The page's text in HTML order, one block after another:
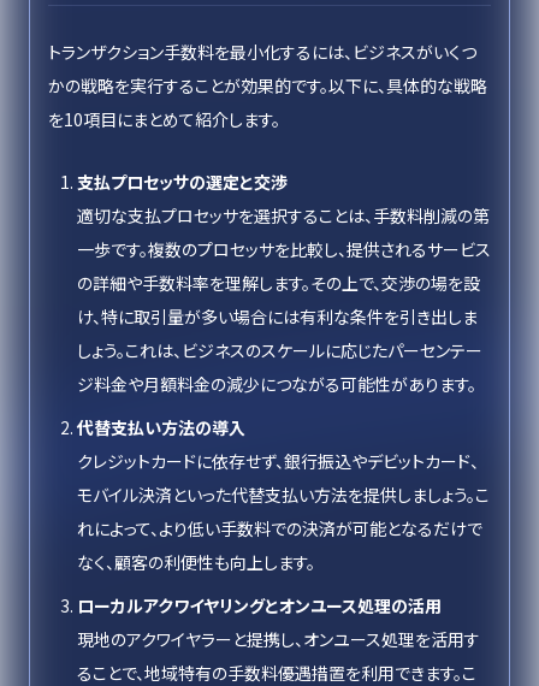
トランザクション手数料を最小化するには、ビジネスがいくつ
かの戦略を実行することが効果的です。以下に、具体的な戦略
を10項目にまとめて紹介します。
支払プロセッサの選定と交渉
適切な支払プロセッサを選択することは、手数料削減の第
一歩です。複数のプロセッサを比較し、提供されるサービス
の詳細や手数料率を理解します。その上で、交渉の場を設
け、特に取引量が多い場合には有利な条件を引き出しま
しょう。これは、ビジネスのスケールに応じたパーセンテー
ジ料金や月額料金の減少につながる可能性があります。
代替支払い方法の導入
クレジットカードに依存せず、銀行振込やデビットカード、
モバイル決済といった代替支払い方法を提供しましょう。こ
れによって、より低い手数料での決済が可能となるだけで
なく、顧客の利便性も向上します。
ローカルアクワイヤリングとオンユース処理の活用
現地のアクワイヤラーと提携し、オンユース処理を活用す
ることで、地域特有の手数料優遇措置を利用できます。こ